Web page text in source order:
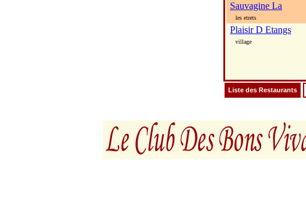
Sauvagine La
les etrets
Plaisir D Etangs
village
Liste des Restaurants